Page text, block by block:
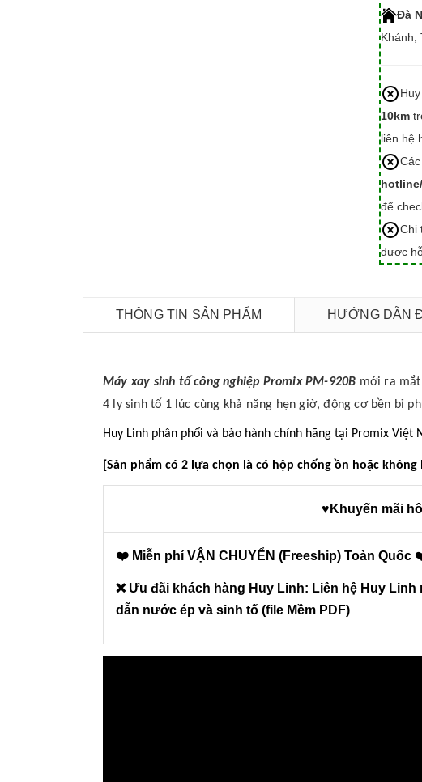
Đà
Khánh,
10km
liên hệ
để
Chi
được
THÔNG TIN SẢN PHẨM HƯỚNG DẪN
Máy xay sinh tố công nghiệp Promix PM-920B mới ra mắt
4 ly sinh tố 1 lúc cùng khả năng hẹn giờ, động cơ bền bỉ
Huy Linh phân phối và bảo hành chính hãng tại Promix Việt
[Sản phẩm có 2 lựa chọn là có hộp chống ồn hoặc không
♥Khuyến mãi
❤️ Miễn phí VẬN CHUYỂN (Freeship) Toàn Quốc
❌ Ưu đãi khách hàng Huy Linh: Liên hệ Huy
dẫn nước ép và sinh tố (file Mềm PDF)